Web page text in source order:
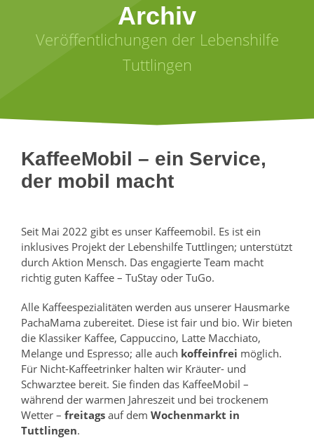
Archiv
Veröffentlichungen der Lebenshilfe
Tuttlingen
KaffeeMobil – ein Service,
der mobil macht
Seit Mai 2022 gibt es unser Kaffeemobil. Es ist ein
inklusives Projekt der Lebenshilfe Tuttlingen; unterstützt
durch Aktion Mensch. Das engagierte Team macht
richtig guten Kaffee – TuStay oder TuGo.
Alle Kaffeespezialitäten werden aus unserer Hausmarke
PachaMama zubereitet. Diese ist fair und bio. Wir bieten
die Klassiker Kaffee, Cappuccino, Latte Macchiato,
Melange und Espresso; alle auch koffeinfrei möglich.
Für Nicht-Kaffeetrinker halten wir Kräuter- und
Schwarztee bereit. Sie finden das KaffeeMobil –
während der warmen Jahreszeit und bei trockenem
Wetter – freitags auf dem Wochenmarkt in
Tuttlingen.